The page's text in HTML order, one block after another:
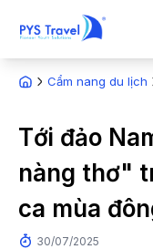
Cẩm nang du lịch
Tới đảo
nàng thơ"
ca mùa
30/07/2025